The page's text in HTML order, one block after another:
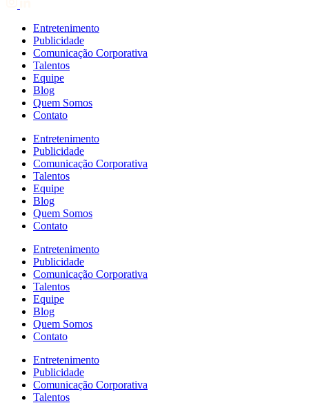
Entretenimento
Publicidade
Comunicação Corporativa
Talentos
Equipe
Blog
Quem Somos
Contato
Entretenimento
Publicidade
Comunicação Corporativa
Talentos
Equipe
Blog
Quem Somos
Contato
Entretenimento
Publicidade
Comunicação Corporativa
Talentos
Equipe
Blog
Quem Somos
Contato
Entretenimento
Publicidade
Comunicação Corporativa
Talentos